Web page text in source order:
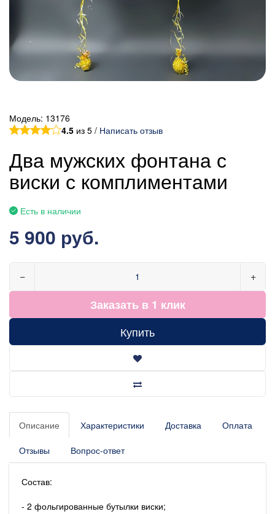
Модель: 13176
4.5 из 5 / Написать отзыв
Два мужских фонтана с
виски с комплиментами
Есть в наличии
5 900 руб.
− +
Заказать в 1 клик
Купить
Описание Характеристики Доставка Оплата
Отзывы Вопрос-ответ
Состав:
- 2 фольгированные бутылки виски;